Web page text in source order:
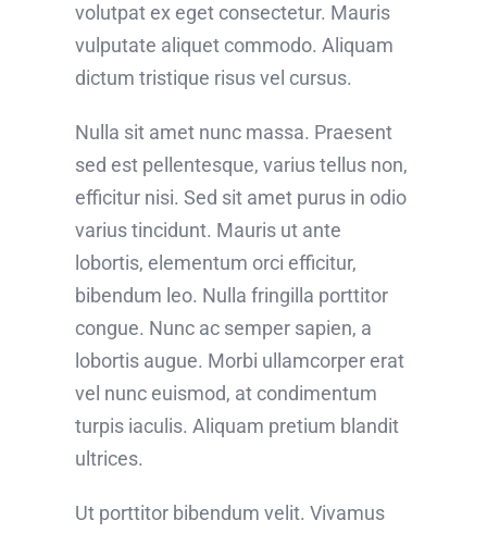
volutpat ex eget consectetur. Mauris
vulputate aliquet commodo. Aliquam
dictum tristique risus vel cursus.
Nulla sit amet nunc massa. Praesent
sed est pellentesque, varius tellus non,
efficitur nisi. Sed sit amet purus in odio
varius tincidunt. Mauris ut ante
lobortis, elementum orci efficitur,
bibendum leo. Nulla fringilla porttitor
congue. Nunc ac semper sapien, a
lobortis augue. Morbi ullamcorper erat
vel nunc euismod, at condimentum
turpis iaculis. Aliquam pretium blandit
ultrices.
Ut porttitor bibendum velit. Vivamus